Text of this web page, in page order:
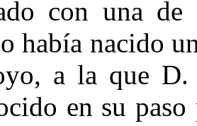
con una
había nacido
a la que D.
en su